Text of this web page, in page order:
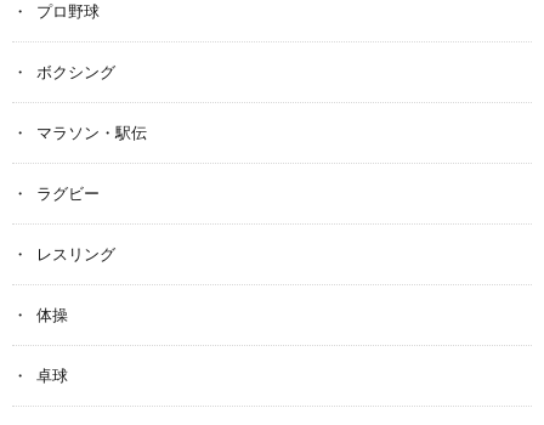
プロ野球
ボクシング
マラソン・駅伝
ラグビー
レスリング
体操
卓球